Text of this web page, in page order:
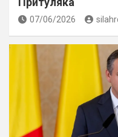
07/06/2026